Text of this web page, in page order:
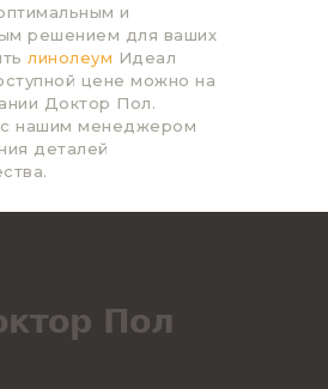
и
решением для ваших
линолеум Идеал
цене можно на
Доктор Пол.
с нашим менеджером
деталей